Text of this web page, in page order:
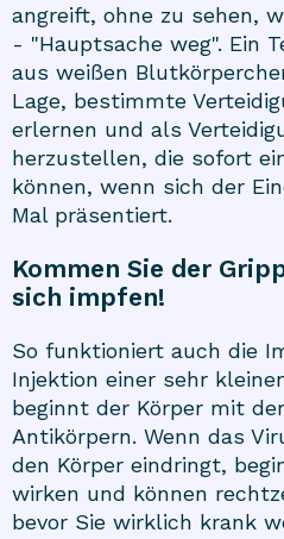
angreift, ohne zu sehen,
- "Hauptsache weg". Ein
aus weißen
Lage, bestimmte
erlernen und als
herzustellen, die sofort
können, wenn sich der
Mal präsentiert.
Kommen Sie der
sich impfen!
So funktioniert auch die
Injektion einer sehr
beginnt der Körper mit
Antikörpern. Wenn das
den Körper eindringt,
wirken und können
bevor Sie wirklich krank